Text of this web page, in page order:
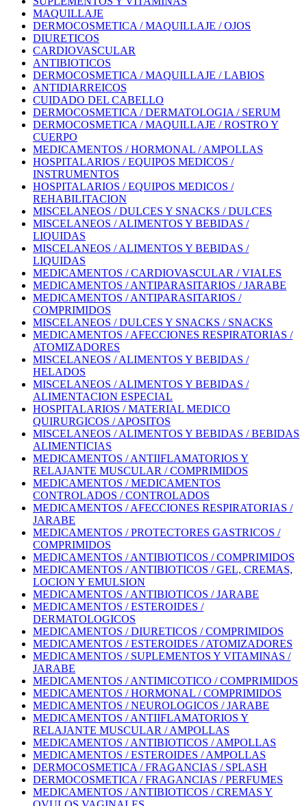
MAQUILLAJE
DERMOCOSMETICA / MAQUILLAJE / OJOS
DIURETICOS
CARDIOVASCULAR
ANTIBIOTICOS
DERMOCOSMETICA / MAQUILLAJE / LABIOS
ANTIDIARREICOS
CUIDADO DEL CABELLO
DERMOCOSMETICA / DERMATOLOGIA / SERUM
DERMOCOSMETICA / MAQUILLAJE / ROSTRO Y
CUERPO
MEDICAMENTOS / HORMONAL / AMPOLLAS
HOSPITALARIOS / EQUIPOS MEDICOS /
INSTRUMENTOS
HOSPITALARIOS / EQUIPOS MEDICOS /
REHABILITACION
MISCELANEOS / DULCES Y SNACKS / DULCES
MISCELANEOS / ALIMENTOS Y BEBIDAS /
LIQUIDAS
MISCELANEOS / ALIMENTOS Y BEBIDAS /
LIQUIDAS
MEDICAMENTOS / CARDIOVASCULAR / VIALES
MEDICAMENTOS / ANTIPARASITARIOS / JARABE
MEDICAMENTOS / ANTIPARASITARIOS /
COMPRIMIDOS
MISCELANEOS / DULCES Y SNACKS / SNACKS
MEDICAMENTOS / AFECCIONES RESPIRATORIAS /
ATOMIZADORES
MISCELANEOS / ALIMENTOS Y BEBIDAS /
HELADOS
MISCELANEOS / ALIMENTOS Y BEBIDAS /
ALIMENTACION ESPECIAL
HOSPITALARIOS / MATERIAL MEDICO
QUIRURGICOS / APOSITOS
MISCELANEOS / ALIMENTOS Y BEBIDAS / BEBIDAS
ALIMENTICIAS
MEDICAMENTOS / ANTIIFLAMATORIOS Y
RELAJANTE MUSCULAR / COMPRIMIDOS
MEDICAMENTOS / MEDICAMENTOS
CONTROLADOS / CONTROLADOS
MEDICAMENTOS / AFECCIONES RESPIRATORIAS /
JARABE
MEDICAMENTOS / PROTECTORES GASTRICOS /
COMPRIMIDOS
MEDICAMENTOS / ANTIBIOTICOS / COMPRIMIDOS
MEDICAMENTOS / ANTIBIOTICOS / GEL, CREMAS,
LOCION Y EMULSION
MEDICAMENTOS / ANTIBIOTICOS / JARABE
MEDICAMENTOS / ESTEROIDES /
DERMATOLOGICOS
MEDICAMENTOS / DIURETICOS / COMPRIMIDOS
MEDICAMENTOS / ESTEROIDES / ATOMIZADORES
MEDICAMENTOS / SUPLEMENTOS Y VITAMINAS /
JARABE
MEDICAMENTOS / ANTIMICOTICO / COMPRIMIDOS
MEDICAMENTOS / HORMONAL / COMPRIMIDOS
MEDICAMENTOS / NEUROLOGICOS / JARABE
MEDICAMENTOS / ANTIIFLAMATORIOS Y
RELAJANTE MUSCULAR / AMPOLLAS
MEDICAMENTOS / ANTIBIOTICOS / AMPOLLAS
MEDICAMENTOS / ESTEROIDES / AMPOLLAS
DERMOCOSMETICA / FRAGANCIAS / SPLASH
DERMOCOSMETICA / FRAGANCIAS / PERFUMES
MEDICAMENTOS / ANTIBIOTICOS / CREMAS Y